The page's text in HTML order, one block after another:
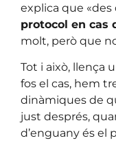
explica que «des
protocol en cas
molt, però que
Tot i això, llença
fos el cas, hem
dinàmiques de
just després,
d’enguany és el